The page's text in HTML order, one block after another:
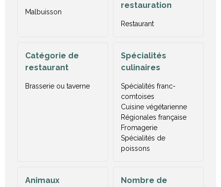
Malbuisson
restauration
Restaurant
Catégorie de
restaurant
Brasserie ou taverne
Spécialités
culinaires
Spécialités franc-
comtoises
Cuisine végétarienne
Régionales française
Fromagerie
Spécialités de
poissons
Animaux
Nombre de